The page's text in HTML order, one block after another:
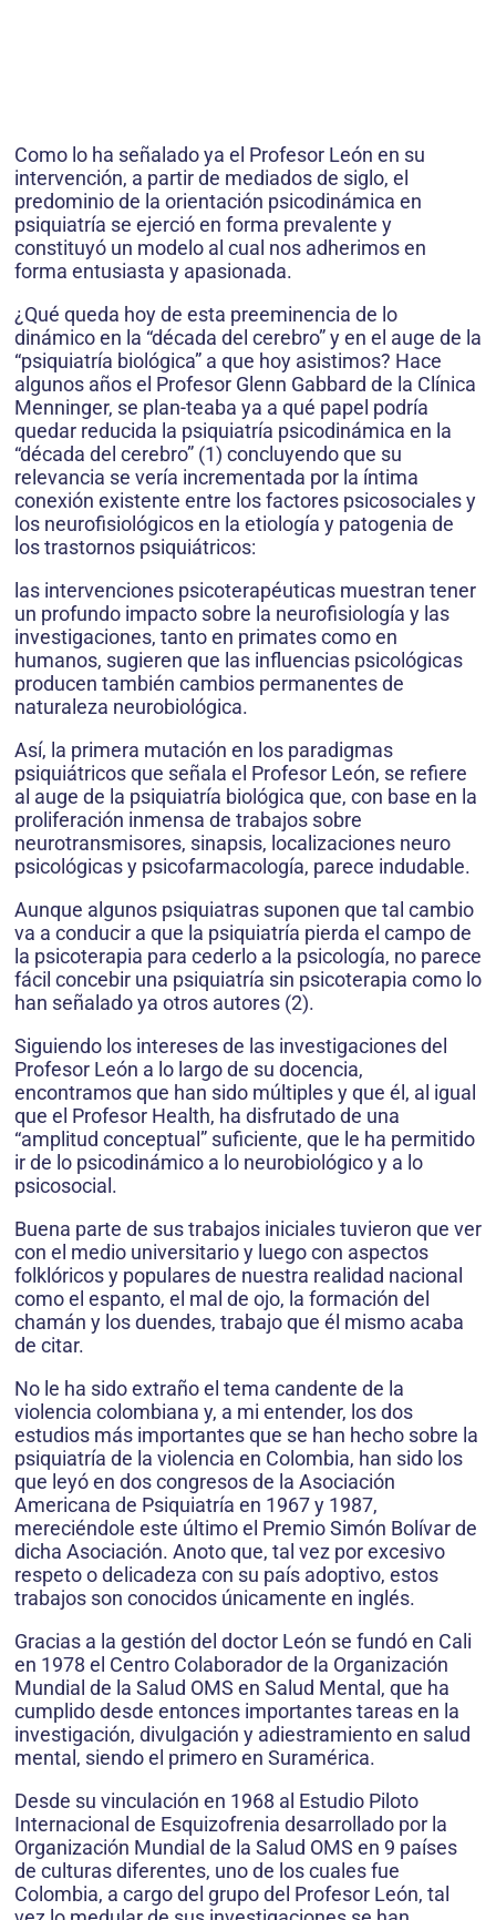
Como lo ha señalado ya el Profesor León en su
intervención, a partir de mediados de siglo, el
predominio de la orientación psicodinámica en
psiquiatría se ejerció en forma prevalente y
constituyó un modelo al cual nos adherimos en
forma entusiasta y apasionada.
¿Qué queda hoy de esta preeminencia de lo
dinámico en la “década del cerebro” y en el auge de la
“psiquiatría biológica” a que hoy asistimos? Hace
algunos años el Profesor Glenn Gabbard de la Clínica
Menninger, se plan-teaba ya a qué papel podría
quedar reducida la psiquiatría psicodinámica en la
“década del cerebro” (1) concluyendo que su
relevancia se vería incrementada por la íntima
conexión existente entre los factores psicosociales y
los neurofisiológicos en la etiología y patogenia de
los trastornos psiquiátricos:
las intervenciones psicoterapéuticas muestran tener
un profundo impacto sobre la neurofisiología y las
investigaciones, tanto en primates como en
humanos, sugieren que las influencias psicológicas
producen también cambios permanentes de
naturaleza neurobiológica.
Así, la primera mutación en los paradigmas
psiquiátricos que señala el Profesor León, se refiere
al auge de la psiquiatría biológica que, con base en la
proliferación inmensa de trabajos sobre
neurotransmisores, sinapsis, localizaciones neuro
psicológicas y psicofarmacología, parece indudable.
Aunque algunos psiquiatras suponen que tal cambio
va a conducir a que la psiquiatría pierda el campo de
la psicoterapia para cederlo a la psicología, no parece
fácil concebir una psiquiatría sin psicoterapia como lo
han señalado ya otros autores (2).
Siguiendo los intereses de las investigaciones del
Profesor León a lo largo de su docencia,
encontramos que han sido múltiples y que él, al igual
que el Profesor Health, ha disfrutado de una
“amplitud conceptual” suficiente, que le ha permitido
ir de lo psicodinámico a lo neurobiológico y a lo
psicosocial.
Buena parte de sus trabajos iniciales tuvieron que ver
con el medio universitario y luego con aspectos
folklóricos y populares de nuestra realidad nacional
como el espanto, el mal de ojo, la formación del
chamán y los duendes, trabajo que él mismo acaba
de citar.
No le ha sido extraño el tema candente de la
violencia colombiana y, a mi entender, los dos
estudios más importantes que se han hecho sobre la
psiquiatría de la violencia en Colombia, han sido los
que leyó en dos congresos de la Asociación
Americana de Psiquiatría en 1967 y 1987,
mereciéndole este último el Premio Simón Bolívar de
dicha Asociación. Anoto que, tal vez por excesivo
respeto o delicadeza con su país adoptivo, estos
trabajos son conocidos únicamente en inglés.
Gracias a la gestión del doctor León se fundó en Cali
en 1978 el Centro Colaborador de la Organización
Mundial de la Salud OMS en Salud Mental, que ha
cumplido desde entonces importantes tareas en la
investigación, divulgación y adiestramiento en salud
mental, siendo el primero en Suramérica.
Desde su vinculación en 1968 al Estudio Piloto
Internacional de Esquizofrenia desarrollado por la
Organización Mundial de la Salud OMS en 9 países
de culturas diferentes, uno de los cuales fue
Colombia, a cargo del grupo del Profesor León, tal